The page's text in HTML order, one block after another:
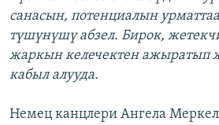
санасын, потенциалын
түшүнүшү абзел. Бирок,
жаркын келечектен ажыратып
кабыл алууда.
Немец канцлери Ангела